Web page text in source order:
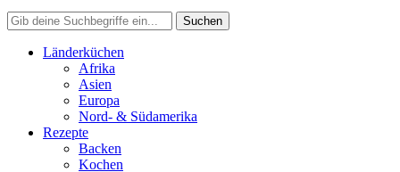
Länderküchen
Afrika
Asien
Europa
Nord- & Südamerika
Rezepte
Backen
Kochen